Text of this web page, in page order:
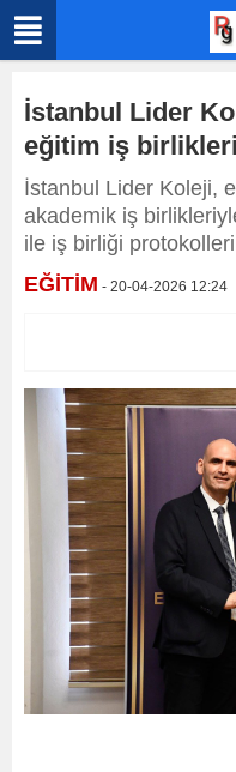
İstanbul Lider
eğitim iş birlikleri
İstanbul Lider Koleji,
akademik iş
ile iş birliği
EĞİTİM - 20-04-2026 12:24